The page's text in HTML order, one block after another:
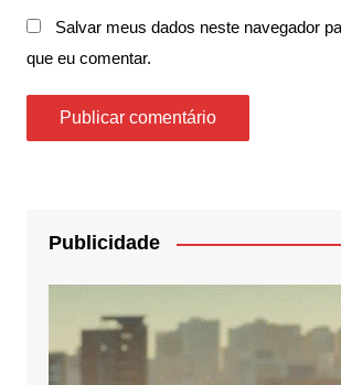
Salvar meus dados neste navegador
que eu comentar.
Publicidade